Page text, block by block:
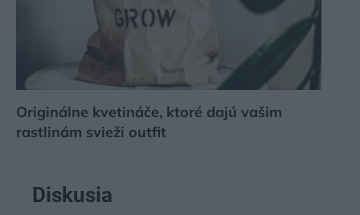
Originálne kvetináče, ktoré dajú vašim
rastlinám svieži outfit
Diskusia